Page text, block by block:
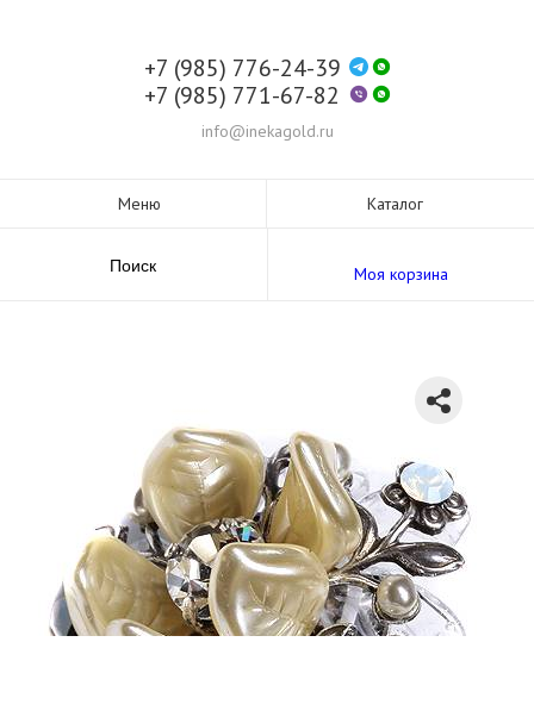
+7 (985) 776-24-39
+7 (985) 771-67-82
info@inekagold.ru
Меню Каталог
Поиск Моя корзина